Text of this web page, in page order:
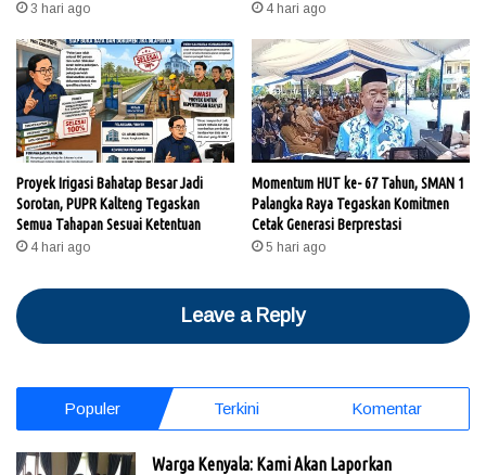
3 hari ago 4 hari ago
Proyek Irigasi Bahatap Besar Jadi
Sorotan, PUPR Kalteng Tegaskan
Semua Tahapan Sesuai Ketentuan
4 hari ago
Momentum HUT ke- 67 Tahun, SMAN 1
Palangka Raya Tegaskan Komitmen
Cetak Generasi Berprestasi
5 hari ago
Leave a Reply
Populer Terkini Komentar
Warga Kenyala: Kami Akan Laporkan